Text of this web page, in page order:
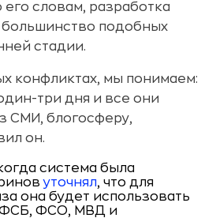
словам, разработка
большинство подобных
стадии.
конфликтах, мы понимаем:
три дня и все они
СМИ, блогосферу,
он.
система была
уточнял, что для
она будет использовать
ФСБ, ФСО, МВД и